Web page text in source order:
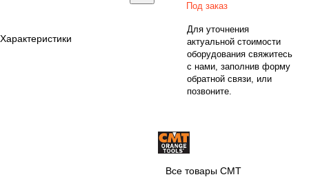
Характеристики
Под заказ
Для уточнения
актуальной стоимости
оборудования свяжитесь
с нами, заполнив форму
обратной связи, или
позвоните.
Все товары CMT